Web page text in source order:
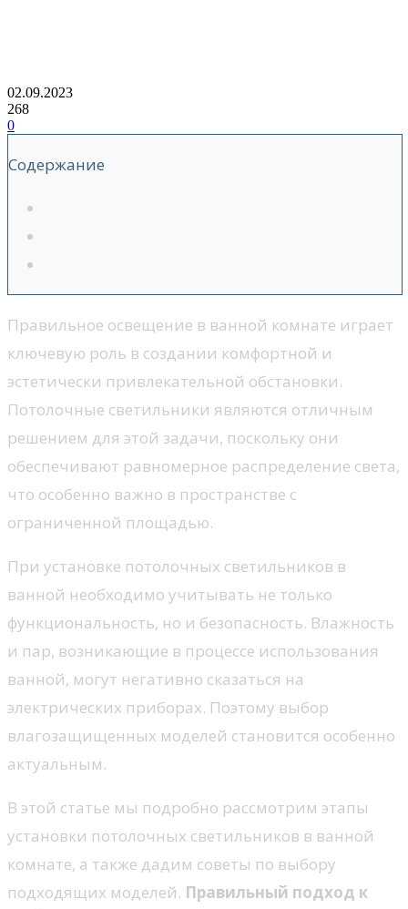
02.09.2023
268
0
Содержание
Правильное освещение в ванной комнате играет
ключевую роль в создании комфортной и
эстетически привлекательной обстановки.
Потолочные светильники являются отличным
решением для этой задачи, поскольку они
обеспечивают равномерное распределение света,
что особенно важно в пространстве с
ограниченной площадью.
При установке потолочных светильников в
ванной необходимо учитывать не только
функциональность, но и безопасность. Влажность
и пар, возникающие в процессе использования
ванной, могут негативно сказаться на
электрических приборах. Поэтому выбор
влагозащищенных моделей становится особенно
актуальным.
В этой статье мы подробно рассмотрим этапы
установки потолочных светильников в ванной
комнате, а также дадим советы по выбору
подходящих моделей. Правильный подход к